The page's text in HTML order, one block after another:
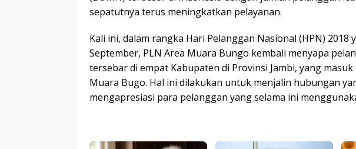
sepatutnya terus meningkatkan pelayanan.
Kali ini, dalam rangka Hari Pelanggan Nasional (HPN)
September, PLN Area Muara Bungo kembali menyapa
tersebar di empat Kabupaten di Provinsi Jambi, yang masuk
Muara Bugo. Hal ini dilakukan untuk menjalin hubungan
mengapresiasi para pelanggan yang selama ini